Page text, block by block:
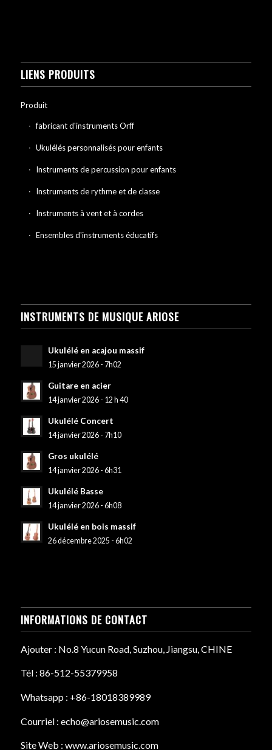
LIENS PRODUITS
Produit
fabricant d'instruments Orff
Ukulélés personnalisés pour enfants
Instruments de percussion pour enfants
Instruments de rythme et de classe
Instruments à vent et à cordes
Ensembles d'instruments éducatifs
INSTRUMENTS DE MUSIQUE ARIOSE
Ukulélé en acajou massif
15 janvier 2026 - 7h02
Guitare en acier
14 janvier 2026 - 12 h 40
Ukulélé Concert
14 janvier 2026 - 7h10
Gros ukulélé
14 janvier 2026 - 6h31
Ukulélé Basse
14 janvier 2026 - 6h08
Ukulélé en bois massif
26 décembre 2025 - 6h02
INFORMATIONS DE CONTACT
Ajouter : No.8 Yucun Road, Suzhou, Jiangsu, CHINE
Tél : 86-512-55379958
Whatsapp : +86-18018389989
Courriel : echo@ariosemusic.com
Site Web : www.ariosemusic.com